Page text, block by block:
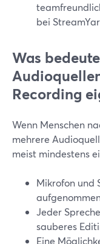
bei
Was
Recording
Wenn Menschen
mehrere
meist mindestens
Mikrofon und
Jeder
sauberes
Eine